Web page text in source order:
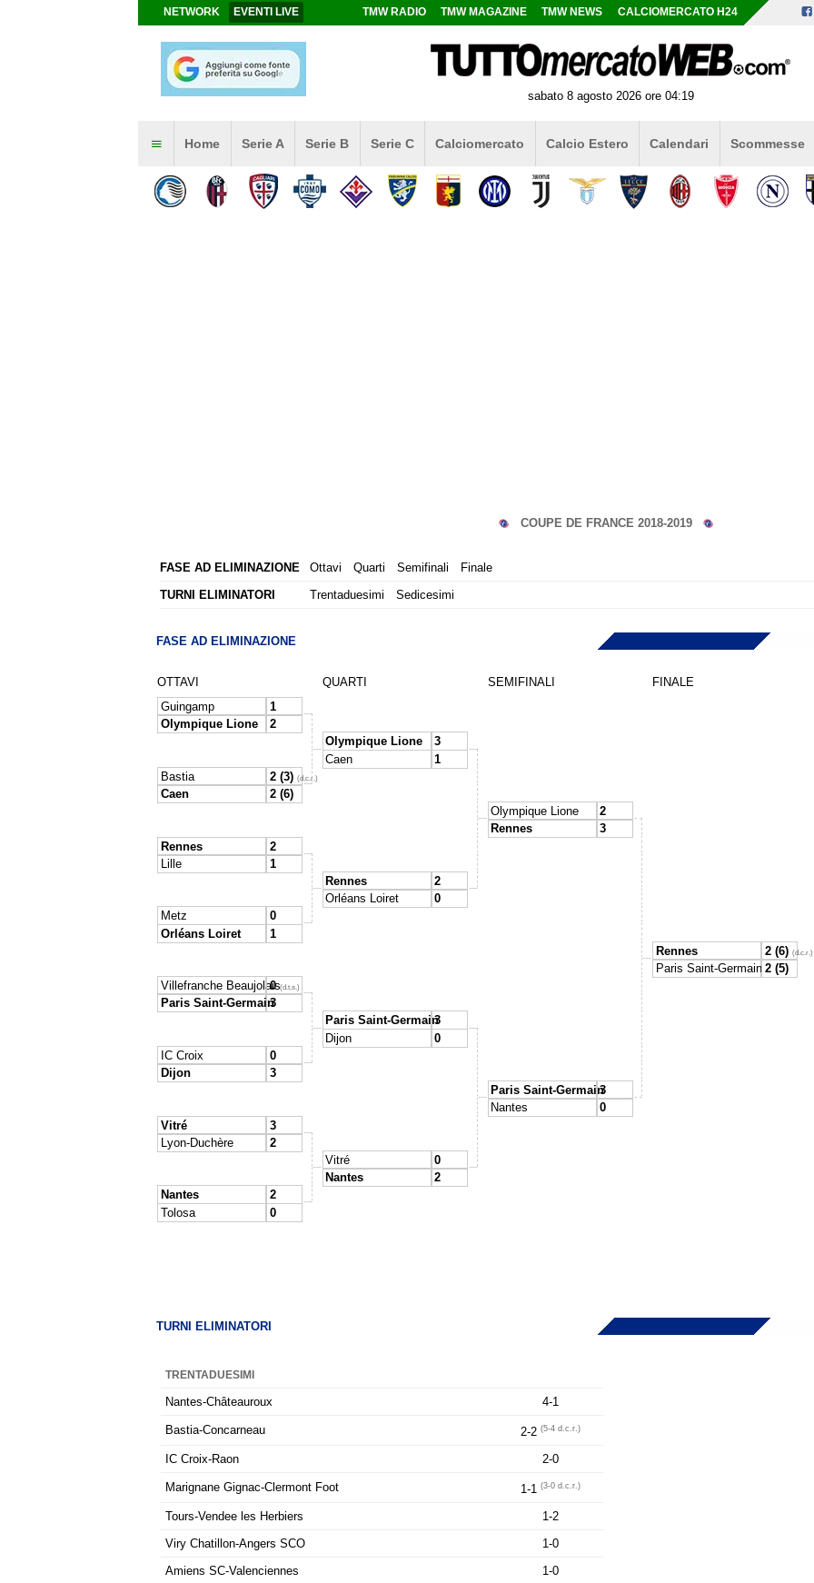
NETWORK EVENTI LIVE TMW RADIO TMW MAGAZINE TMW NEWS CALCIOMERCATO H24
sabato 8 agosto 2026 ore 04:19
Home Serie A Serie B Serie C Calciomercato Calcio Estero Calendari Scommesse
COUPE DE FRANCE 2018-2019
FASE AD ELIMINAZIONE Ottavi Quarti Semifinali
Finale
TURNI ELIMINATORI
Trentaduesimi Sedicesimi
FASE AD ELIMINAZIONE
OTTAVI
Guingamp
1
Olympique Lione
2
Bastia 2 (3) (d.c.r.)
Caen 2 (6)
Rennes
2
Lille
1
Metz
0
Orléans Loiret
1
Villefranche Beaujolais
0 (d.t.s.)
Paris Saint-Germain3
IC Croix
0
Dijon
3
Vitré
3
Lyon-Duchère
2
Nantes
2
Tolosa
0
QUARTI
Olympique Lione
3
Caen
1
Rennes
2
Orléans Loiret
0
Paris Saint-Germain3
Dijon
0
Vitré
0
Nantes
2
SEMIFINALI
Olympique Lione
2
Rennes
3
Paris Saint-Germain3
Nantes
0
FINALE
Rennes 2 (6) (d.c.r.)
Paris Saint-Germain 2 (5)
TURNI ELIMINATORI
TRENTADUESIMI
Nantes-Châteauroux 4-1
Bastia-Concarneau 2-2(5-4 d.c.r.)
IC Croix-Raon 2-0
Marignane Gignac-Clermont Foot 1-1(3-0 d.c.r.)
Tours-Vendee les Herbiers
1-2
Viry Chatillon-Angers SCO
1-0
Amiens SC-Valenciennes
1-0